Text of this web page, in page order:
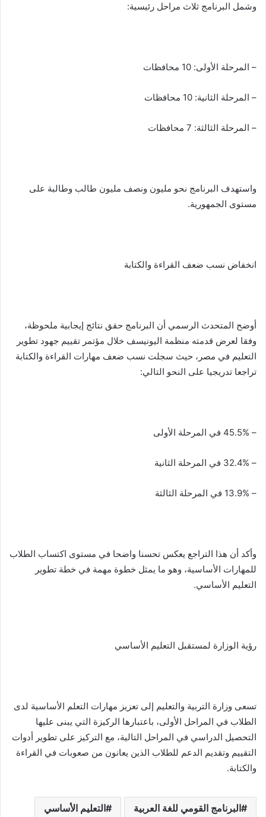
وشمل البرنامج ثلاث مراحل رئيسية:
– المرحلة الأولى: 10 محافظات
– المرحلة الثانية: 10 محافظات
– المرحلة الثالثة: 7 محافظات
واستهدف البرنامج نحو مليون ونصف مليون طالب وطالبة على
مستوى الجمهورية.
انخفاض نسب ضعف القراءة والكتابة
أوضح المتحدث الرسمي أن البرنامج حقق نتائج إيجابية ملحوظة،
وفقا لعرض قدمته منظمة اليونيسف خلال مؤتمر تقييم جهود تطوير
التعليم في مصر، حيث سجلت نسب ضعف مهارات القراءة والكتابة
تراجعا تدريجيا على النحو التالي:
– 45.5% في المرحلة الأولى
– 32.4% في المرحلة الثانية
– 13.9% في المرحلة الثالثة
وأكد أن هذا التراجع يعكس تحسنا واضحا في مستوى اكتساب الطلاب
للمهارات الأساسية، وهو ما يمثل خطوة مهمة في خطة تطوير
التعليم الأساسي.
رؤية الوزارة لمستقبل التعليم الأساسي
تسعى وزارة التربية والتعليم إلى تعزيز مهارات التعلم الأساسية لدى
الطلاب في المراحل الأولى، باعتبارها الركيزة التي يبنى عليها
التحصيل الدراسي في المراحل التالية، مع التركيز على تطوير أدوات
التقييم وتقديم الدعم للطلاب الذين يعانون من صعوبات في القراءة
والكتابة.
البرنامج القومي للغة العربية التعليم الأساسي